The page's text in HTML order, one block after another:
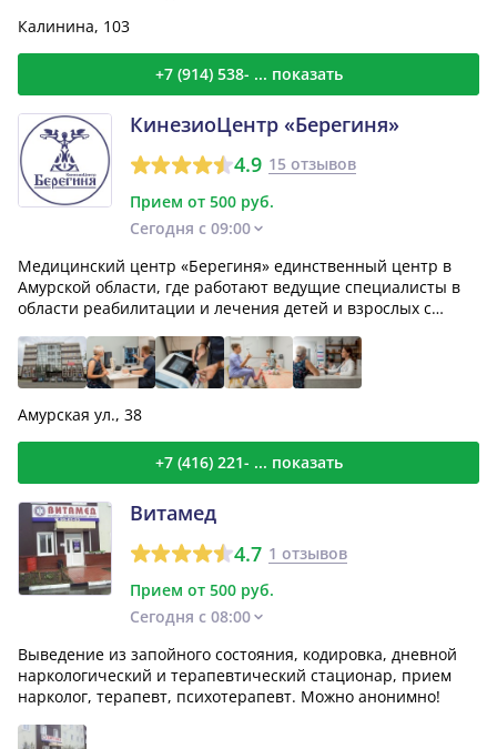
Калинина, 103
+7 (914) 538- ... показать
КинезиоЦентр «Берегиня»
4.9 15 отзывов
Прием от 500 руб.
Сегодня с 09:00
Медицинский центр «Берегиня» единственный центр в
Амурской области, где работают ведущие специалисты в
области реабилитации и лечения детей и взрослых с
Амурская ул., 38
+7 (416) 221- ... показать
Витамед
4.7 1 отзывов
Прием от 500 руб.
Сегодня с 08:00
Выведение из запойного состояния, кодировка, дневной
наркологический и терапевтический стационар, прием
нарколог, терапевт, психотерапевт. Можно анонимно!